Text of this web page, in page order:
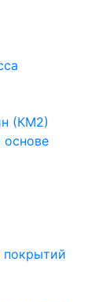
(КМ2)
основе
покрытий